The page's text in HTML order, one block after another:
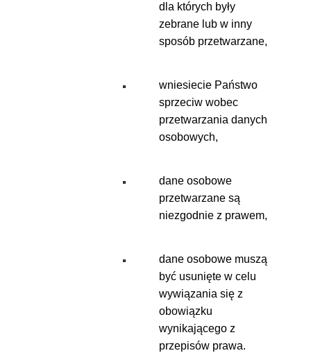
dla których były
zebrane lub w inny
sposób przetwarzane,
wniesiecie Państwo
sprzeciw wobec
przetwarzania danych
osobowych,
dane osobowe
przetwarzane są
niezgodnie z prawem,
dane osobowe muszą
być usunięte w celu
wywiązania się z
obowiązku
wynikającego z
przepisów prawa.